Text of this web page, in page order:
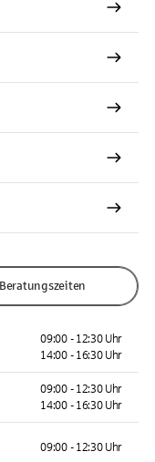
Beratungszeiten
09:00 - 12:30 Uhr
14:00 - 16:30 Uhr
09:00 - 12:30 Uhr
14:00 - 16:30 Uhr
09:00 - 12:30 Uhr